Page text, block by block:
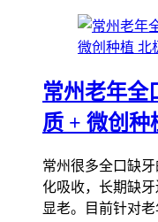
常州老年全
质 + 微创种
常州很多全口缺
化吸收，长期缺
显老。目前针对